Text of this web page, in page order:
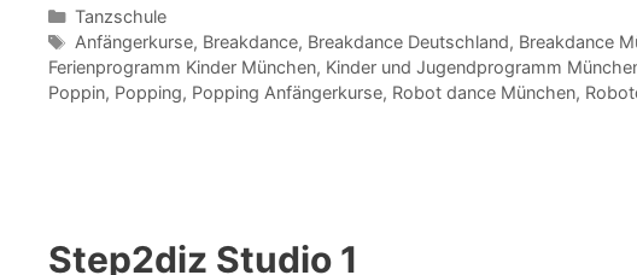
Kategorien
Tanzschule
Schlagwörter
Anfängerkurse, Breakdance, Breakdance Deutschland, Breakdance
Ferienprogramm Kinder München, Kinder und Jugendprogramm
Poppin, Popping, Popping Anfängerkurse, Robot dance München,
Step2diz Studio 1